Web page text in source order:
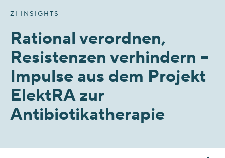
ZI INSIGHTS
Rational verordnen,
Resistenzen verhindern –
Impulse aus dem Projekt
ElektRA zur
Antibiotikatherapie